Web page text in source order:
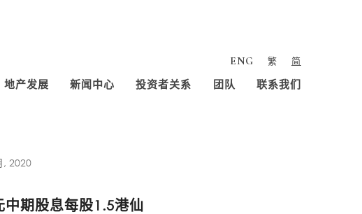
ENG 繁 简
地产发展 新闻中心 投资者关系 团队 联系我们
, 2020
期股息每股1.5港仙